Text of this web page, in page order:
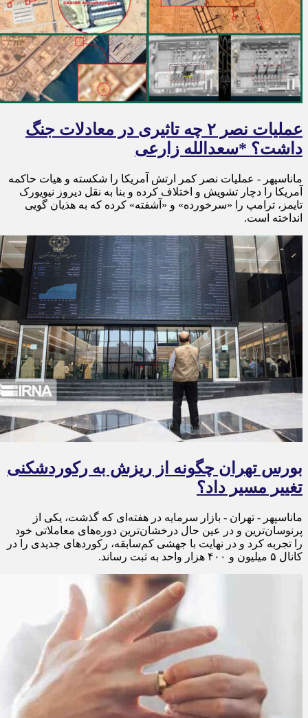
عملیات نصر ۲ چه تاثیری در معادلات جنگ
داشت؟ *سعدالله زارعی
ماناسپهر - عملیات نصر کمر ارتش آمریکا را شکسته و هیات حاکمه
آمریکا را دچار تشویش و اختلاف کرده و بنا به نقل دیروز نیویورک
تایمز، ترامپ را «سرخورده» و «آشفته» کرده که به هذیان گویی
انداخته است.
بورس تهران چگونه از ریزش به رکوردشکنی
تغییر مسیر داد؟
ماناسپهر - تهران - بازار سرمایه در هفته‌ای که گذشت، یکی از
پرنوسان‌ترین و در عین حال درخشان‌ترین دوره‌های معاملاتی خود
را تجربه کرد و در نهایت با جهشی کم‌سابقه، رکوردهای جدیدی را در
کانال ۵ میلیون و ۴۰۰ هزار واحد به ثبت رساند.